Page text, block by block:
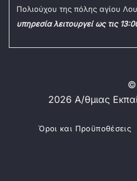
Πολιούχου της πόλης αγίου
υπηρεσία λειτουργεί ως τις
©
2026 Α/θμιας
Όροι και Προϋποθέσεις